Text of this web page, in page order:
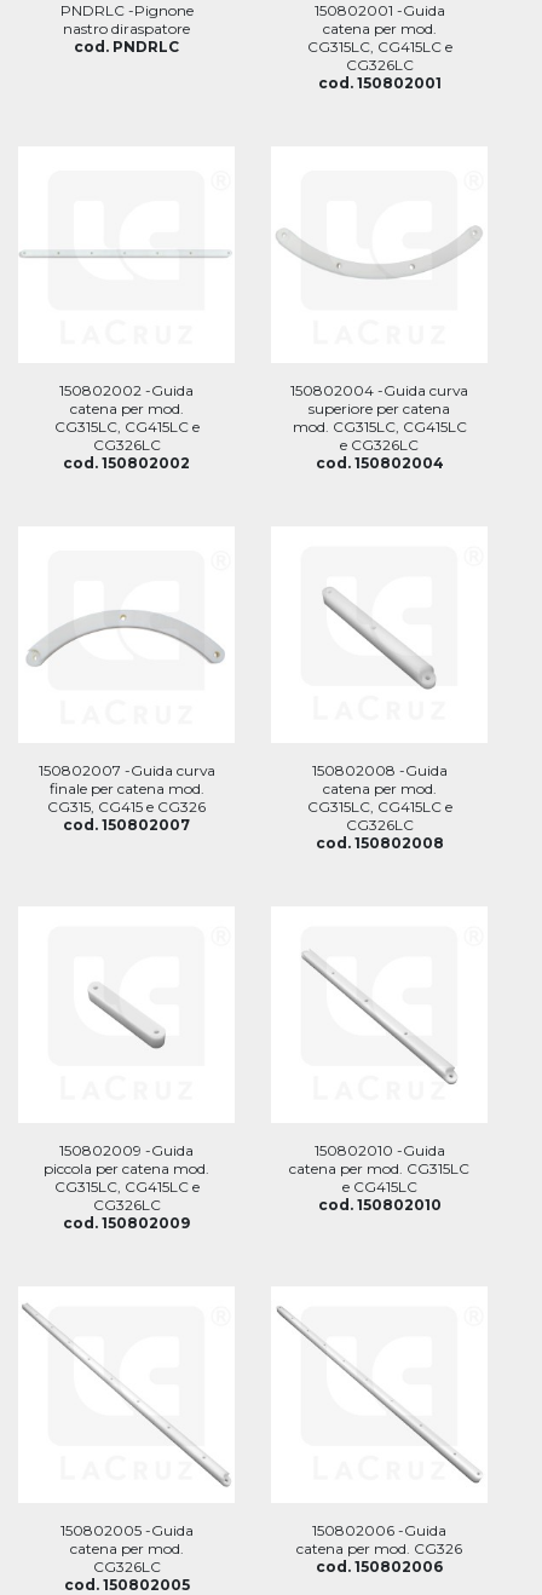
PNDRLC -Pignone
nastro diraspatore
cod. PNDRLC
150802001 -Guida
catena per mod.
CG315LC, CG415LC e
CG326LC
cod. 150802001
150802002 -Guida
catena per mod.
CG315LC, CG415LC e
CG326LC
cod. 150802002
150802004 -Guida curva
superiore per catena
mod. CG315LC, CG415LC
e CG326LC
cod. 150802004
150802007 -Guida curva
finale per catena mod.
CG315, CG415 e CG326
cod. 150802007
150802008 -Guida
catena per mod.
CG315LC, CG415LC e
CG326LC
cod. 150802008
150802009 -Guida
piccola per catena mod.
CG315LC, CG415LC e
CG326LC
cod. 150802009
150802010 -Guida
catena per mod. CG315LC
e CG415LC
cod. 150802010
150802005 -Guida
catena per mod.
CG326LC
cod. 150802005
150802006 -Guida
catena per mod. CG326
cod. 150802006